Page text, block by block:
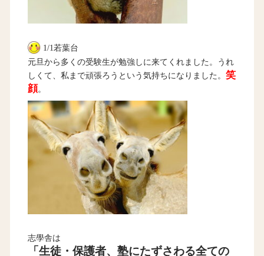
1/1若葉台
元旦から多くの受験生が勉強しに来てくれました。うれ
しくて、私まで頑張ろうという気持ちになりました。 笑
顔。
志學舎は
「生徒・保護者、塾にたずさわる全ての